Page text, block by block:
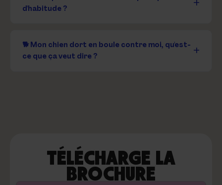
d'habitude ?
🐕 Mon chien dort en boule contre moi, qu'est-
ce que ça veut dire ?
TÉLÉCHARGE LA
BROCHURE